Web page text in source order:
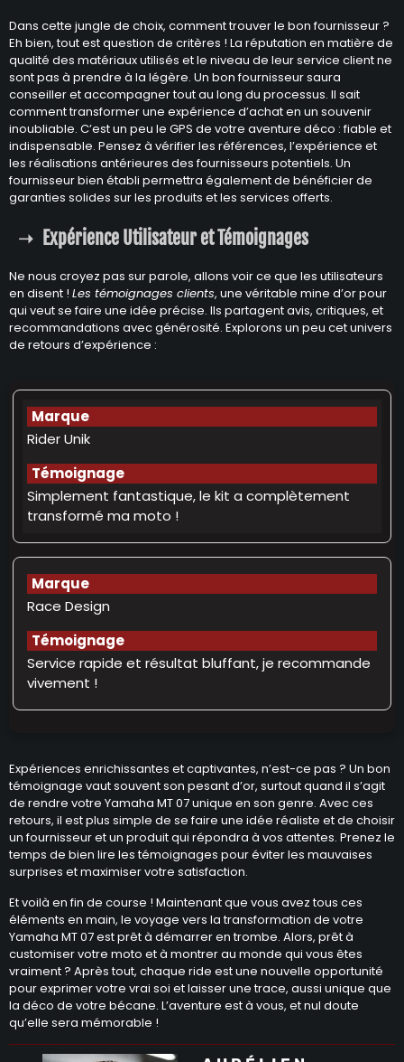
Dans cette jungle de choix, comment trouver le bon fournisseur ?
Eh bien, tout est question de critères ! La réputation en matière de
qualité des matériaux utilisés et le niveau de leur service client ne
sont pas à prendre à la légère. Un bon fournisseur saura
conseiller et accompagner tout au long du processus. Il sait
comment transformer une expérience d’achat en un souvenir
inoubliable. C’est un peu le GPS de votre aventure déco : fiable et
indispensable. Pensez à vérifier les références, l’expérience et
les réalisations antérieures des fournisseurs potentiels. Un
fournisseur bien établi permettra également de bénéficier de
garanties solides sur les produits et les services offerts.
Expérience Utilisateur et Témoignages
Ne nous croyez pas sur parole, allons voir ce que les utilisateurs
en disent ! Les témoignages clients, une véritable mine d’or pour
qui veut se faire une idée précise. Ils partagent avis, critiques, et
recommandations avec générosité. Explorons un peu cet univers
de retours d’expérience :
Rider Unik
Simplement fantastique, le kit a complètement
transformé ma moto !
Race Design
Service rapide et résultat bluffant, je recommande
vivement !
Expériences enrichissantes et captivantes, n’est-ce pas ? Un bon
témoignage vaut souvent son pesant d’or, surtout quand il s’agit
de rendre votre Yamaha MT 07 unique en son genre. Avec ces
retours, il est plus simple de se faire une idée réaliste et de choisir
un fournisseur et un produit qui répondra à vos attentes. Prenez le
temps de bien lire les témoignages pour éviter les mauvaises
surprises et maximiser votre satisfaction.
Et voilà en fin de course ! Maintenant que vous avez tous ces
éléments en main, le voyage vers la transformation de votre
Yamaha MT 07 est prêt à démarrer en trombe. Alors, prêt à
customiser votre moto et à montrer au monde qui vous êtes
vraiment ? Après tout, chaque ride est une nouvelle opportunité
pour exprimer votre vrai soi et laisser une trace, aussi unique que
la déco de votre bécane. L’aventure est à vous, et nul doute
qu’elle sera mémorable !